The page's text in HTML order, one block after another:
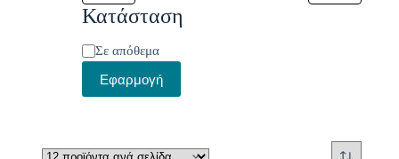
Κατάσταση
Κατάσταση
Σε απόθεμα
Εφαρμογή